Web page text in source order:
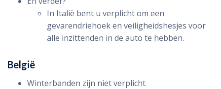
In Italië bent u verplicht om een
gevarendriehoek en veiligheidshesjes voor
alle inzittenden in de auto te hebben.
België
Winterbanden zijn niet verplicht